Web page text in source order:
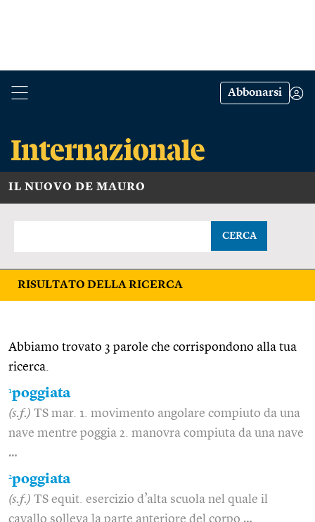
Abbonarsi
IL NUOVO DE MAURO
CERCA
RISULTATO DELLA RICERCA
Abbiamo trovato 3 parole che corrispondono alla tua
ricerca.
1poggiata
(s.f.) TS mar. 1. movimento angolare compiuto da una
nave mentre poggia 2. manovra compiuta da una nave
…
2poggiata
(s.f.) TS equit. esercizio d’alta scuola nel quale il
cavallo solleva la parte anteriore del corpo …